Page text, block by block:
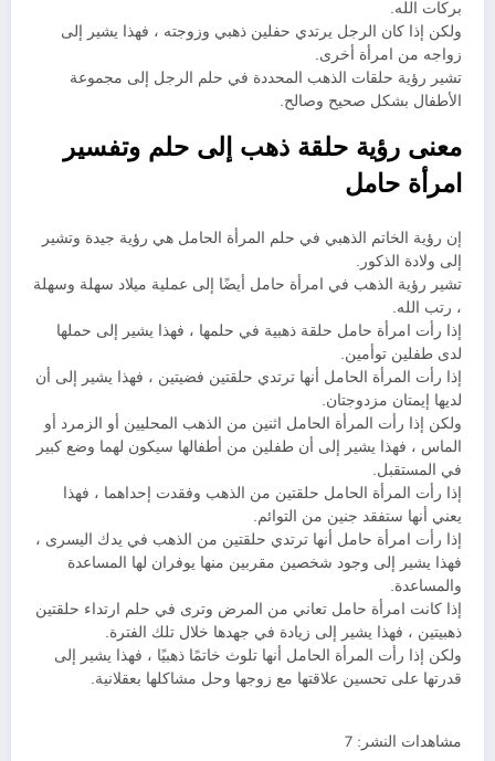
بركات الله.
ولكن إذا كان الرجل يرتدي حفلين ذهبي وزوجته ، فهذا يشير إلى
زواجه من امرأة أخرى.
تشير رؤية حلقات الذهب المحددة في حلم الرجل إلى مجموعة
الأطفال بشكل صحيح وصالح.
معنى رؤية حلقة ذهب إلى حلم وتفسير
امرأة حامل
إن رؤية الخاتم الذهبي في حلم المرأة الحامل هي رؤية جيدة وتشير
إلى ولادة الذكور.
تشير رؤية الذهب في امرأة حامل أيضًا إلى عملية ميلاد سهلة وسهلة
، رتب الله.
إذا رأت امرأة حامل حلقة ذهبية في حلمها ، فهذا يشير إلى حملها
لدى طفلين توأمين.
إذا رأت المرأة الحامل أنها ترتدي حلقتين فضيتين ، فهذا يشير إلى أن
لديها إيمتان مزدوجتان.
ولكن إذا رأت المرأة الحامل اثنين من الذهب المحليين أو الزمرد أو
الماس ، فهذا يشير إلى أن طفلين من أطفالها سيكون لهما وضع كبير
في المستقبل.
إذا رأت المرأة الحامل حلقتين من الذهب وفقدت إحداهما ، فهذا
يعني أنها ستفقد جنين من التوائم.
إذا رأت امرأة حامل أنها ترتدي حلقتين من الذهب في يدك اليسرى ،
فهذا يشير إلى وجود شخصين مقربين منها يوفران لها المساعدة
والمساعدة.
إذا كانت امرأة حامل تعاني من المرض وترى في حلم ارتداء حلقتين
ذهبيتين ، فهذا يشير إلى زيادة في جهدها خلال تلك الفترة.
ولكن إذا رأت المرأة الحامل أنها تلوث خاتمًا ذهبيًا ، فهذا يشير إلى
قدرتها على تحسين علاقتها مع زوجها وحل مشاكلها بعقلانية.
مشاهدات النشر: 7